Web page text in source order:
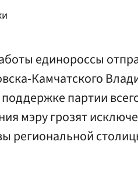
единороссы
Камчатского
партии
мэру грозят
региональной